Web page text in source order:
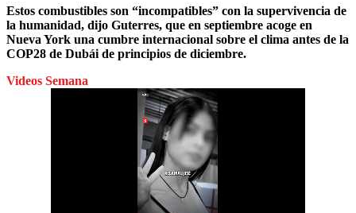
Estos combustibles son “incompatibles” con la supervivencia de
la humanidad, dijo Guterres, que en septiembre acoge en
Nueva York una cumbre internacional sobre el clima antes de la
COP28 de Dubái de principios de diciembre.
Videos Semana